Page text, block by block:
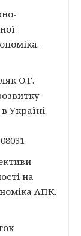
О.Г.
Україні.
на
АПК.